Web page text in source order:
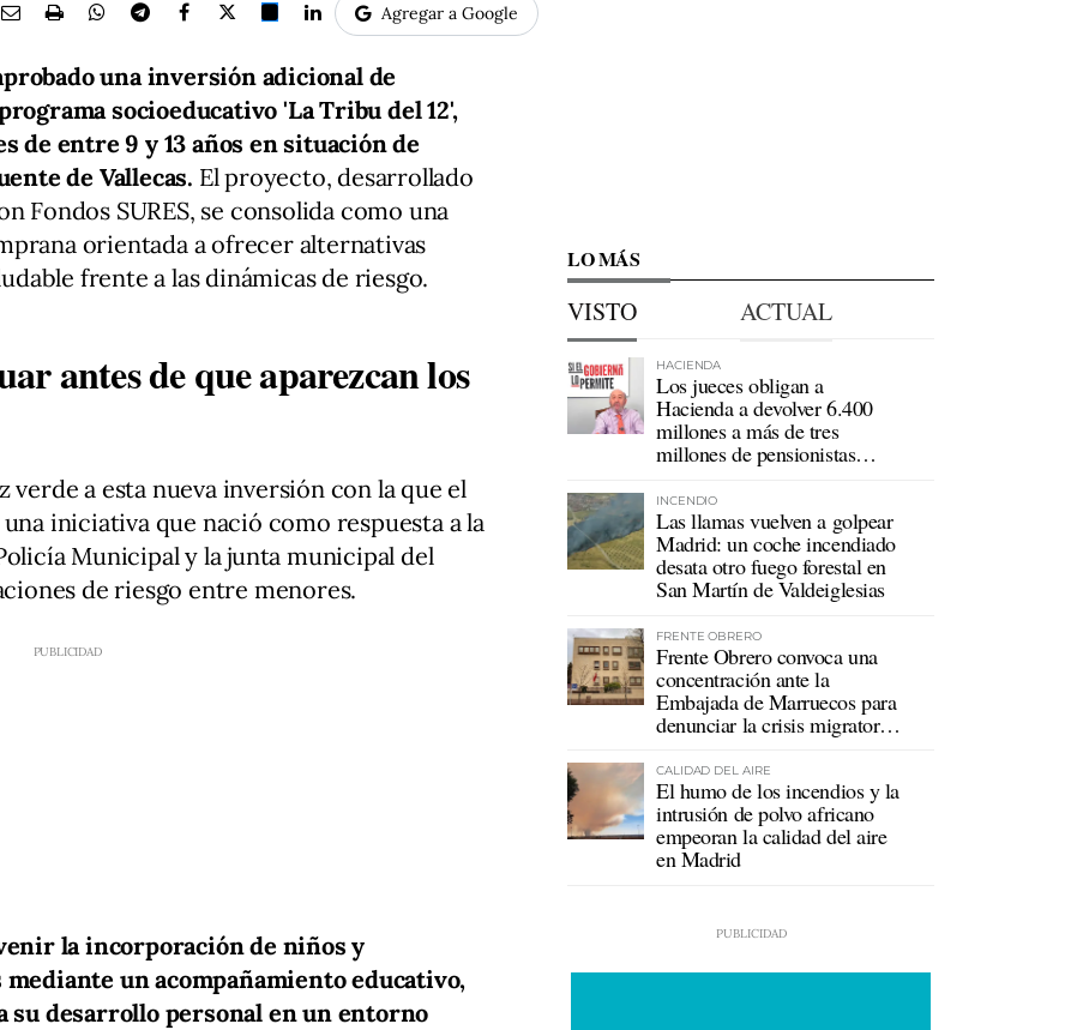
Agregar a Google
una inversión adicional de
socioeducativo 'La Tribu del 12',
de entre 9 y 13 años en situación de
de Vallecas. El proyecto, desarrollado
Fondos SURES, se consolida como una
orientada a ofrecer alternativas
frente a las dinámicas de riesgo.
antes de que aparezcan los
verde a esta nueva inversión con la que el
iniciativa que nació como respuesta a la
Municipal y la junta municipal del
de riesgo entre menores.
la incorporación de niños y
un acompañamiento educativo,
su desarrollo personal en un entorno
LO MÁS
VISTO ACTUAL
HACIENDA
Los jueces obligan a
Hacienda a devolver 6.400
millones a más de tres
millones de pensionistas
INCENDIO
Las llamas vuelven a golpear
Madrid: un coche incendiado
desata otro fuego forestal en
San Martín de Valdeiglesias
FRENTE OBRERO
Frente Obrero convoca una
concentración ante la
Embajada de Marruecos para
denunciar la crisis migratoria
CALIDAD DEL AIRE
El humo de los incendios y la
intrusión de polvo africano
empeoran la calidad del aire
en Madrid